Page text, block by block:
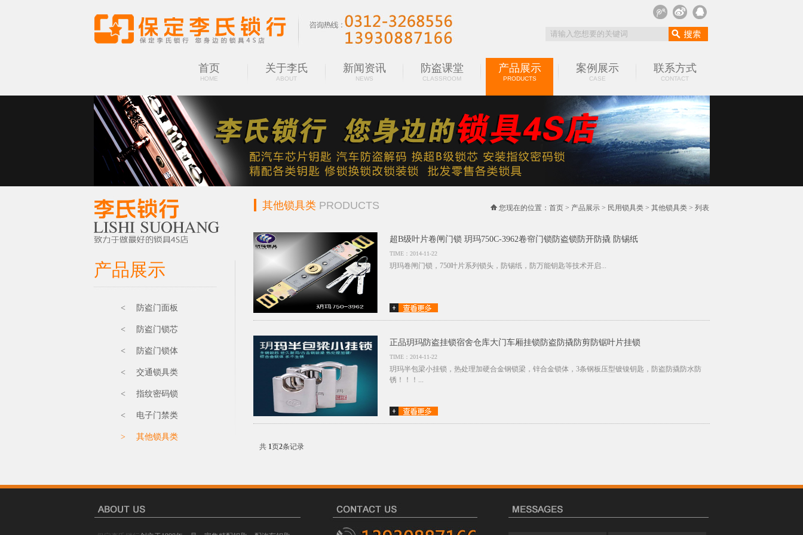
首页
HOME
关于李氏
ABOUT
新闻资讯
NEWS
防盗课堂
CLASSROOM
产品展示
PRODUCTS
案例展示
CASE
联系方式
CONTACT
产品展示
< 防盗门面板
< 防盗门锁芯
< 防盗门锁体
< 交通锁具类
< 指纹密码锁
< 电子门禁类
> 其他锁具类
其他锁具类 PRODUCTS 您现在的位置： 首页> 产品展示> 民用锁具类> 其他锁具类> 列表
超B级叶片卷闸门锁 玥玛750C-3962卷帘门锁防盗锁防开防撬 防锡纸
TIME：2014-11-22
玥玛卷闸门锁，750叶片系列锁头，防锡纸，防万能钥匙等技术开启...
正品玥玛防盗挂锁宿舍仓库大门车厢挂锁防盗防撬防剪防锯叶片挂锁
TIME：2014-11-22
玥玛半包梁小挂锁，热处理加硬合金钢锁梁，锌合金锁体，3条钢板压型镀镍钥匙，防盗防撬防水防
锈！！！...
共 1页2条记录